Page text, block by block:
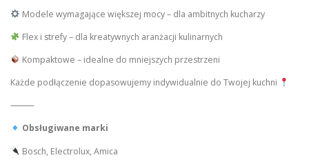
Modele wymagające większej mocy – dla ambitnych kucharzy
Flex i strefy – dla kreatywnych aranżacji kulinarnych
Kompaktowe – idealne do mniejszych przestrzeni
Każde podłączenie dopasowujemy indywidualnie do Twojej kuchni
⸻
Obsługiwane marki
Bosch, Electrolux, Amica